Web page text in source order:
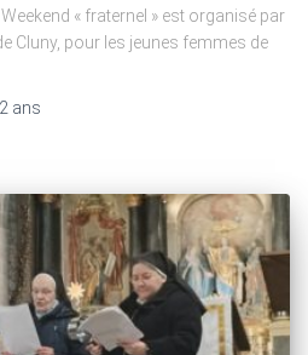
« fraternel » est organisé par
Cluny, pour les jeunes femmes de
2 ans